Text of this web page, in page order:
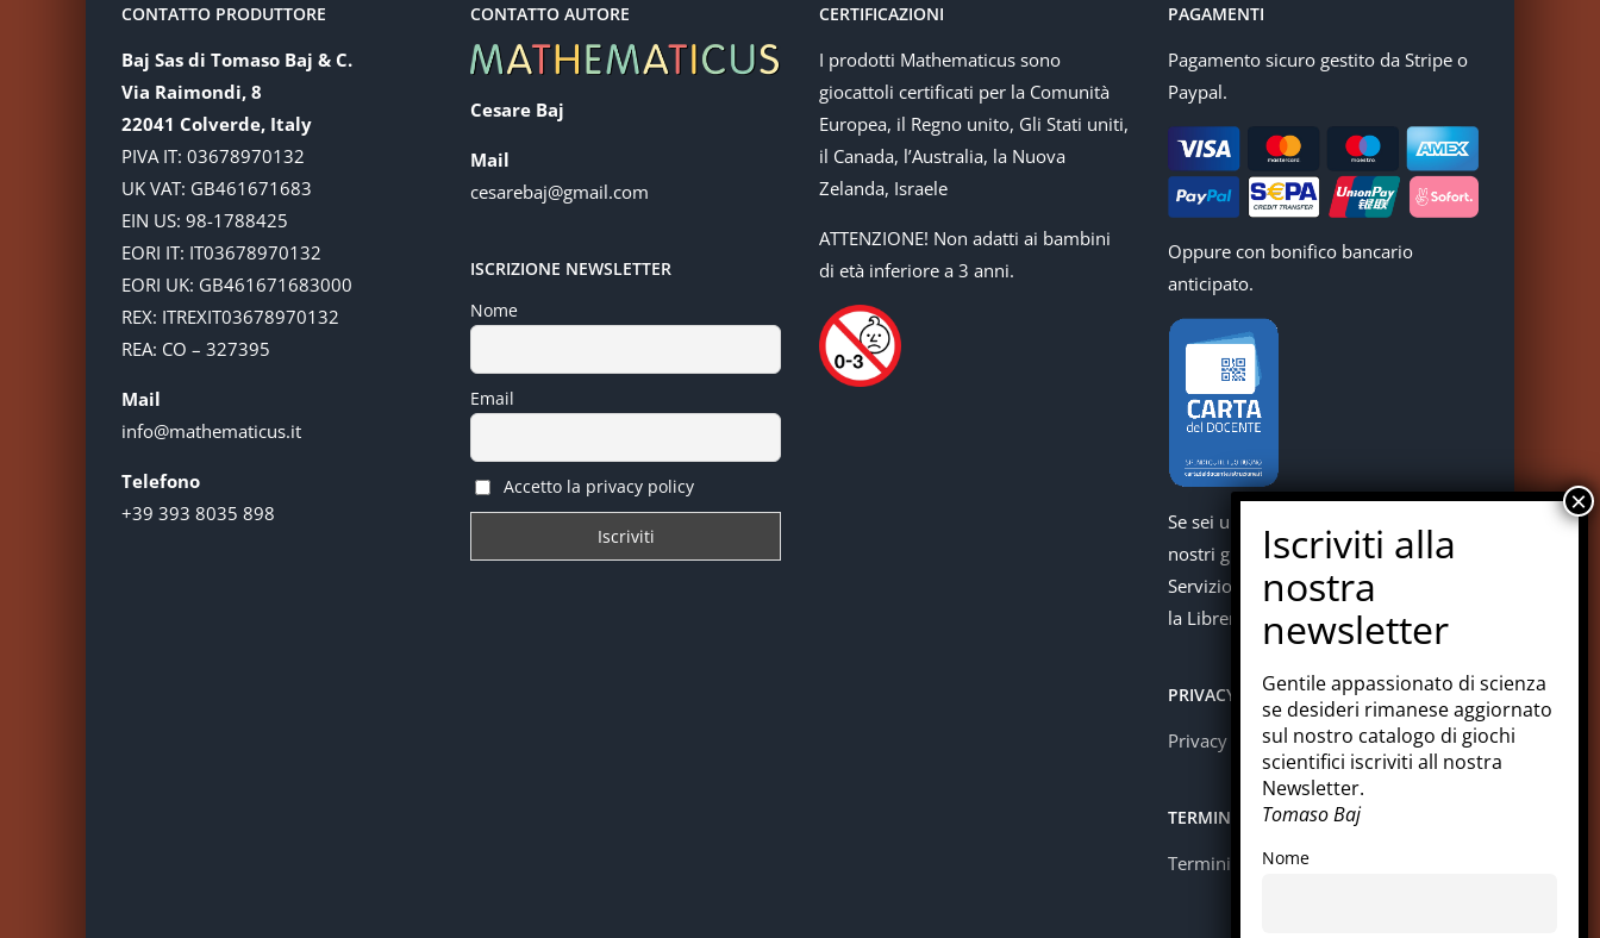
CONTATTO PRODUTTORE
Baj Sas di Tomaso Baj & C.
Via Raimondi, 8
22041 Colverde, Italy
PIVA IT: 03678970132
UK VAT: GB461671683
EIN US: 98-1788425
EORI IT: IT03678970132
EORI UK: GB461671683000
REX: ITREXIT03678970132
REA: CO – 327395
Mail
info@mathematicus.it
Telefono
+39 393 8035 898
CONTATTO AUTORE
Cesare Baj
Mail
cesarebaj@gmail.com
ISCRIZIONE NEWSLETTER
Nome
Email
Accetto la privacy policy
CERTIFICAZIONI
I prodotti Mathematicus sono
giocattoli certificati per la Comunità
Europea, il Regno unito, Gli Stati uniti,
il Canada, l’Australia, la Nuova
Zelanda, Israele
ATTENZIONE! Non adatti ai bambini
di età inferiore a 3 anni.
PAGAMENTI
Pagamento sicuro gestito da Stripe o
Paypal.
Oppure con bonifico bancario
anticipato.
Se sei un docente puoi acquistare i
nostri giochi con la carta del docente.
Servizio offerto in collaborazione con
la Libreria Colosi di Messina.
PRIVACY
Privacy policy
TERMINI E CONDIZIONI
Termini e condizioni
Gentile appassionato di scienza
se desideri rimanese aggiornato
sul nostro catalogo di giochi
scientifici iscriviti all nostra
Newsletter.
Tomaso Baj
Nome